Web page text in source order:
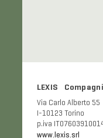
LEXIS
Via Carlo Alberto 55
I-10123 Torino
p.iva IT07603910014
www.lexis.srl